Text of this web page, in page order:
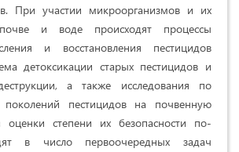
При участии микроорганизмов и их
и воде происходят процессы
и восстановления пестицидов
детоксикации старых пестицидов и
а также исследования по
пестицидов на почвенную
оценки степени их безопасности по-
в число первоочередных задач